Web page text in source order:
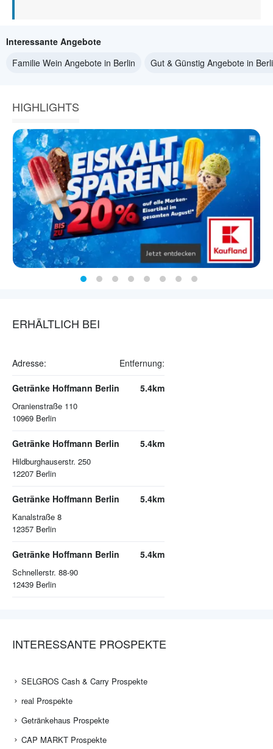
Interessante Angebote
Familie Wein Angebote in Berlin
Gut & Günstig Angebote in
HIGHLIGHTS
ERHÄLTLICH BEI
Adresse: Entfernung:
Getränke Hoffmann Berlin
Oranienstraße 110
10969 Berlin
5.4km
Getränke Hoffmann Berlin
Hildburghauserstr. 250
12207 Berlin
5.4km
Getränke Hoffmann Berlin
Kanalstraße 8
12357 Berlin
5.4km
Getränke Hoffmann Berlin
Schnellerstr. 88-90
12439 Berlin
5.4km
INTERESSANTE PROSPEKTE
SELGROS Cash & Carry Prospekte
real Prospekte
Getränkehaus Prospekte
CAP MARKT Prospekte